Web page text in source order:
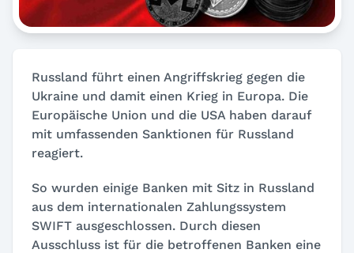
Russland führt einen Angriffskrieg gegen die
Ukraine und damit einen Krieg in Europa. Die
Europäische Union und die USA haben darauf
mit umfassenden Sanktionen für Russland
reagiert.
So wurden einige Banken mit Sitz in Russland
aus dem internationalen Zahlungssystem
SWIFT ausgeschlossen. Durch diesen
Ausschluss ist für die betroffenen Banken eine